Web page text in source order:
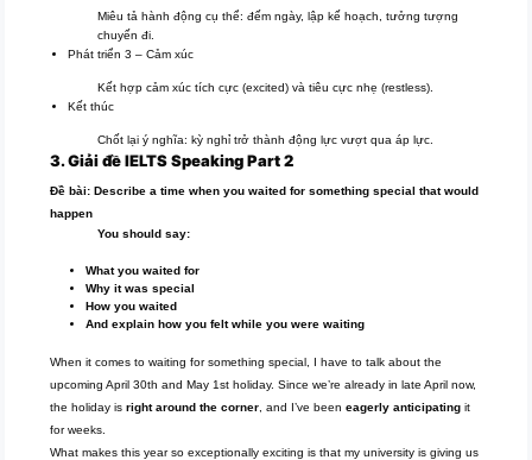
Miêu tả hành động cụ thể: đếm ngày, lập kế hoạch, tưởng tượng
chuyến đi.
Phát triển 3 – Cảm xúc
Kết hợp cảm xúc tích cực (excited) và tiêu cực nhẹ (restless).
Kết thúc
Chốt lại ý nghĩa: kỳ nghỉ trở thành động lực vượt qua áp lực.
3. Giải đềIELTSSpeaking Part 2
Đề bài: Describe a time when you waited for something special that would
happen
You should say:
What you waited for
Why it was special
How you waited
And explain how you felt while you were waiting
When it comes to waiting for something special, I have to talk about the
upcoming April 30th and May 1st holiday. Since we’re already in late April now,
the holiday isright around the corner , and I’ve beeneagerly anticipating it
for weeks.
What makes this year so exceptionally exciting is that my university is giving us